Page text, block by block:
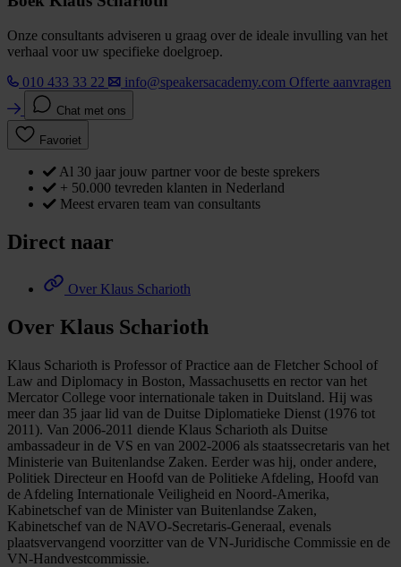
Onze consultants adviseren u graag over de ideale invulling van het
verhaal voor uw specifieke doelgroep.
010 433 33 22
info@speakersacademy.com Offerte aanvragen
Chat met ons
Favoriet
Al 30 jaar jouw partner voor de beste sprekers
+ 50.000 tevreden klanten in Nederland
Meest ervaren team van consultants
Direct naar
Over Klaus Scharioth
Over Klaus Scharioth
Klaus Scharioth is Professor of Practice aan de Fletcher School of
Law and Diplomacy in Boston, Massachusetts en rector van het
Mercator College voor internationale taken in Duitsland. Hij was
meer dan 35 jaar lid van de Duitse Diplomatieke Dienst (1976 tot
2011). Van 2006-2011 diende Klaus Scharioth als Duitse
ambassadeur in de VS en van 2002-2006 als staatssecretaris van het
Ministerie van Buitenlandse Zaken. Eerder was hij, onder andere,
Politiek Directeur en Hoofd van de Politieke Afdeling, Hoofd van
de Afdeling Internationale Veiligheid en Noord-Amerika,
Kabinetschef van de Minister van Buitenlandse Zaken,
Kabinetschef van de NAVO-Secretaris-Generaal, evenals
plaatsvervangend voorzitter van de VN-Juridische Commissie en de
VN-Handvestcommissie.